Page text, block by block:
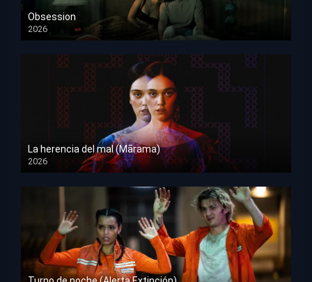
Obsession
2026
HD 1080p
La herencia del mal (Mārama)
2026
HD 1080p